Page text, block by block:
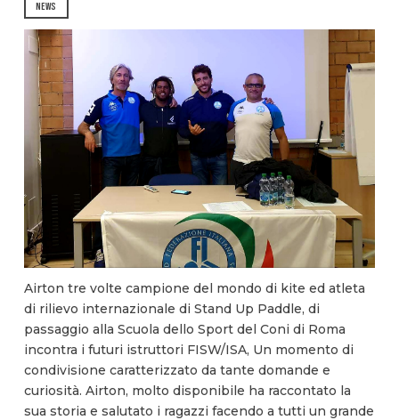
NEWS
Airton tre volte campione del mondo di kite ed atleta
di rilievo internazionale di Stand Up Paddle, di
passaggio alla Scuola dello Sport del Coni di Roma
incontra i futuri istruttori FISW/ISA, Un momento di
condivisione caratterizzato da tante domande e
curiosità. Airton, molto disponibile ha raccontato la
sua storia e salutato i ragazzi facendo a tutti un grande